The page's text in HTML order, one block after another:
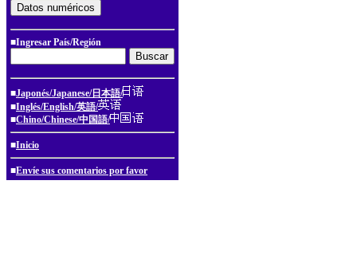
■Ingresar País/Región
■Japonés/Japanese/日本語/
■Inglés/English/英語/
■Chino/Chinese/中国語/
■Inicio
■Envíe sus comentarios por favor